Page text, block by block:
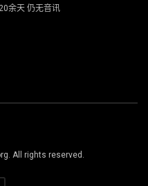
余天 仍无音讯
All rights reserved.